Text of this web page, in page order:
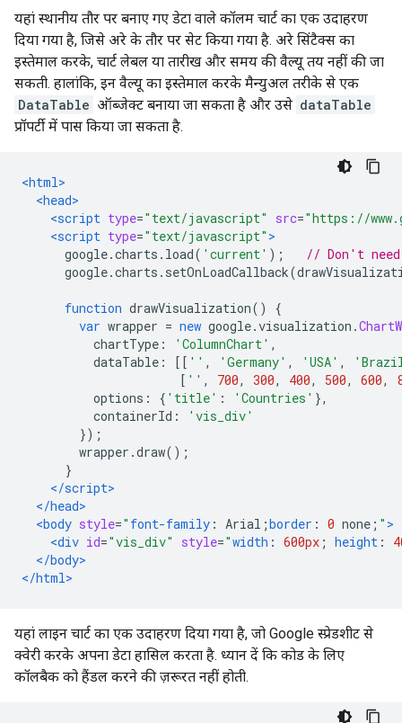
यहां स्थानीय तौर पर बनाए गए डेटा वाले कॉलम चार्ट का एक उदाहरण
दिया गया है, जिसे अरे के तौर पर सेट किया गया है. अरे सिंटैक्स का
इस्तेमाल करके, चार्ट लेबल या तारीख और समय की वैल्यू तय नहीं की जा
सकती. हालांकि, इन वैल्यू का इस्तेमाल करके मैन्युअल तरीके से एक
DataTable ऑब्जेक्ट बनाया जा सकता है और उसे dataTable
प्रॉपर्टी में पास किया जा सकता है.
<html>
<head>
<script type="text/javascript" src="https://
<script type="text/javascript" >
google.charts . load( 'current' );
// Don't
google.charts . setOnLoadCallback(
function drawVisualization()
{
var wrapper = new google.visualization .
chartType : 'ColumnChart' ,
dataTable : [[ '' , 'Germany' , 'USA' ,
[ '' , 700, 300, 400, 500, 600,
options : { 'title' : 'Countries' },
containerId :
'vis_div'
});
wrapper .draw();
}
</script>
</head>
<body style=" font-family : Arial ;border : 0 none ; " >
<div id="vis_div" style="width : 600px ; height :
</body>
</html>
यहां लाइन चार्ट का एक उदाहरण दिया गया है, जो Google स्प्रेडशीट से
क्वेरी करके अपना डेटा हासिल करता है. ध्यान दें कि कोड के लिए
कॉलबैक को हैंडल करने की ज़रूरत नहीं होती.